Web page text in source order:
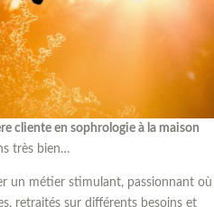
cliente en sophrologie à la maison
très bien…
un métier stimulant, passionnant où
retraités sur différents besoins et